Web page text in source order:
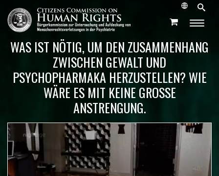
WAS IST NÖTIG, UM DEN ZUSAMMENHANG
ZWISCHEN GEWALT UND
PSYCHOPHARMAKA HERZUSTELLEN? WIE
WÄRE ES MIT KEINE GROSSE
ANSTRENGUNG.